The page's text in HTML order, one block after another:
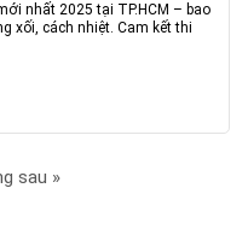
nhất 2025 tại TP.HCM – bao
xối, cách nhiệt. Cam kết thi
sau »